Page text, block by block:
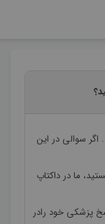
اگر سوالی در این
ما در داکتاپ
پزشکی خود رادر